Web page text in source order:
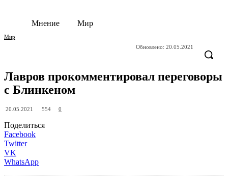
Мнение Мир
Мир
Обновлено: 20.05.2021
Лавров прокомментировал переговоры
с Блинкеном
20.05.2021 554 0
Поделиться
Facebook
Twitter
VK
WhatsApp